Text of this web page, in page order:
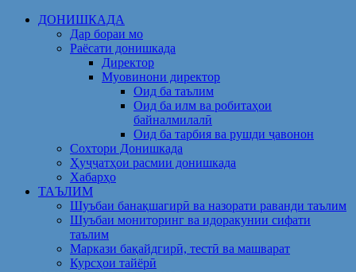
Skip
ДОНИШКАДА
Дар бораи мо
Раёсати донишкада
Директор
Муовинони директор
Оид ба таълим
Оид ба илм ва робитаҳои
байналмилалӣ
Оид ба тарбия ва рушди ҷавонон
Сохтори Донишкада
Ҳуҷҷатҳои расмии донишкада
Хабарҳо
ТАЪЛИМ
Шуъбаи банақшагирӣ ва назорати раванди таълим
Шуъбаи мониторинг ва идоракунии сифати
таълим
Маркази бақайдгирӣ, тестӣ ва машварат
Курсҳои тайёрӣ